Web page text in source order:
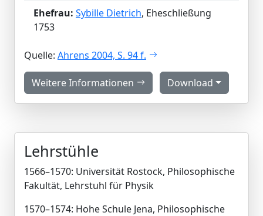
Ehefrau: Sybille Dietrich, Eheschließung
1753
Quelle: Ahrens 2004, S. 94 f.
Weitere Informationen Download
Lehrstühle
1566–1570: Universität Rostock, Philosophische
Fakultät, Lehrstuhl für Physik
1570–1574: Hohe Schule Jena, Philosophische